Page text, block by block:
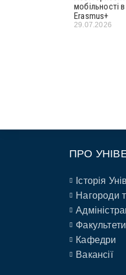
мобільності
Erasmus+
29.07.2026
ПРО
Історія
Нагороди
Факультети
Кафедри
Вакансії